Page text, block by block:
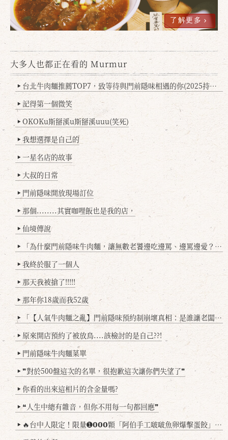
了解更多
大多人也都正在看的 Murmur
▶ 台北牛肉麵推薦TOP7，致等待與門前隱味相遇的你(2025持續更新
▶ 記得第一個微笑
▶ OKOKu斯掰溪u斯掰溪uuu(笑死)
▶ 我想選擇是自己的
▶ 一星名店的故事
▶ 大叔的日常
▶ 門前隱味開放現場訂位
▶ 那個........其實咖哩飯也是我的店，
▶ 仙境傳說
▶ 「為什麼門前隱味牛肉麵，讓無數老饕邊吃邊罵、邊罵邊愛？小辣雞揭密！」
▶ 我終於服了一個人
▶ 那天我被搶了!!!!!
▶ 那年你18歲而我52歲
▶ 「【人氣牛肉麵之亂】門前隱味預約制崩壞真相：是誰讓老闆心灰意冷？」
▶ 原來開店預約了被放鳥....該檢討的是自己??!
▶ 門前隱味牛肉麵菜單
▶ ❞對於500盤這次的名單，很抱歉這次讓你們失望了❞
▶ 你看的出來這相片的含金量嗎?
▶ ❝人生中總有雜音，但你不用每一句都回應❞
▶ 🔥台中人限定！限量➊𝟬𝟬𝟬顆「阿伯手工啵啵魚卵爆擊蛋餃」台北已被搶爆2萬顆，最後名額門前隱味只留給你！🥟💥